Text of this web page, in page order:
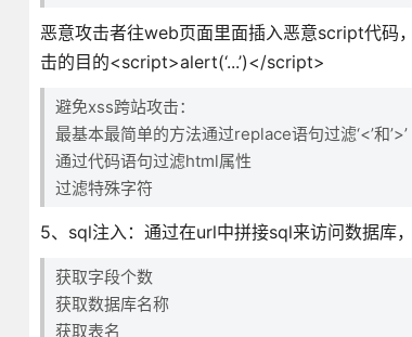
恶意攻击者往web页面里面插入恶意script代码
击的目的<script>alert(‘...’)</script>
避免xss跨站攻击：
最基本最简单的方法通过replace语句过滤‘<’和’>’
通过代码语句过滤html属性
过滤特殊字符
5、sql注入：通过在url中拼接sql来访问数据库
获取字段个数
获取数据库名称
获取表名